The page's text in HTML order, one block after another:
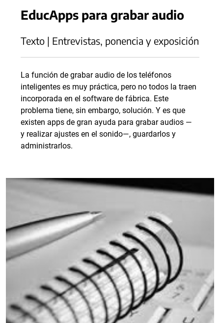
EducApps para grabar audio
Texto | Entrevistas, ponencia y exposición
La función de grabar audio de los teléfonos
inteligentes es muy práctica, pero no todos la traen
incorporada en el software de fábrica. Este
problema tiene, sin embargo, solución. Y es que
existen apps de gran ayuda para grabar audios —
y realizar ajustes en el sonido—, guardarlos y
administrarlos.